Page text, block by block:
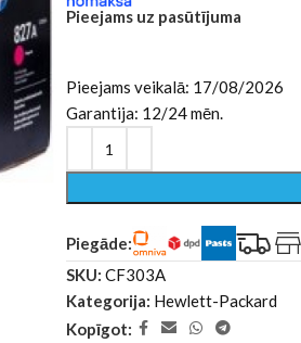
Pieejams uz pasūtījuma
Pieejams veikalā: 17/08/2026
Garantija: 12/24 mēn.
Piegāde:
SKU: CF303A
Kategorija: Hewlett-Packard
Kopīgot: